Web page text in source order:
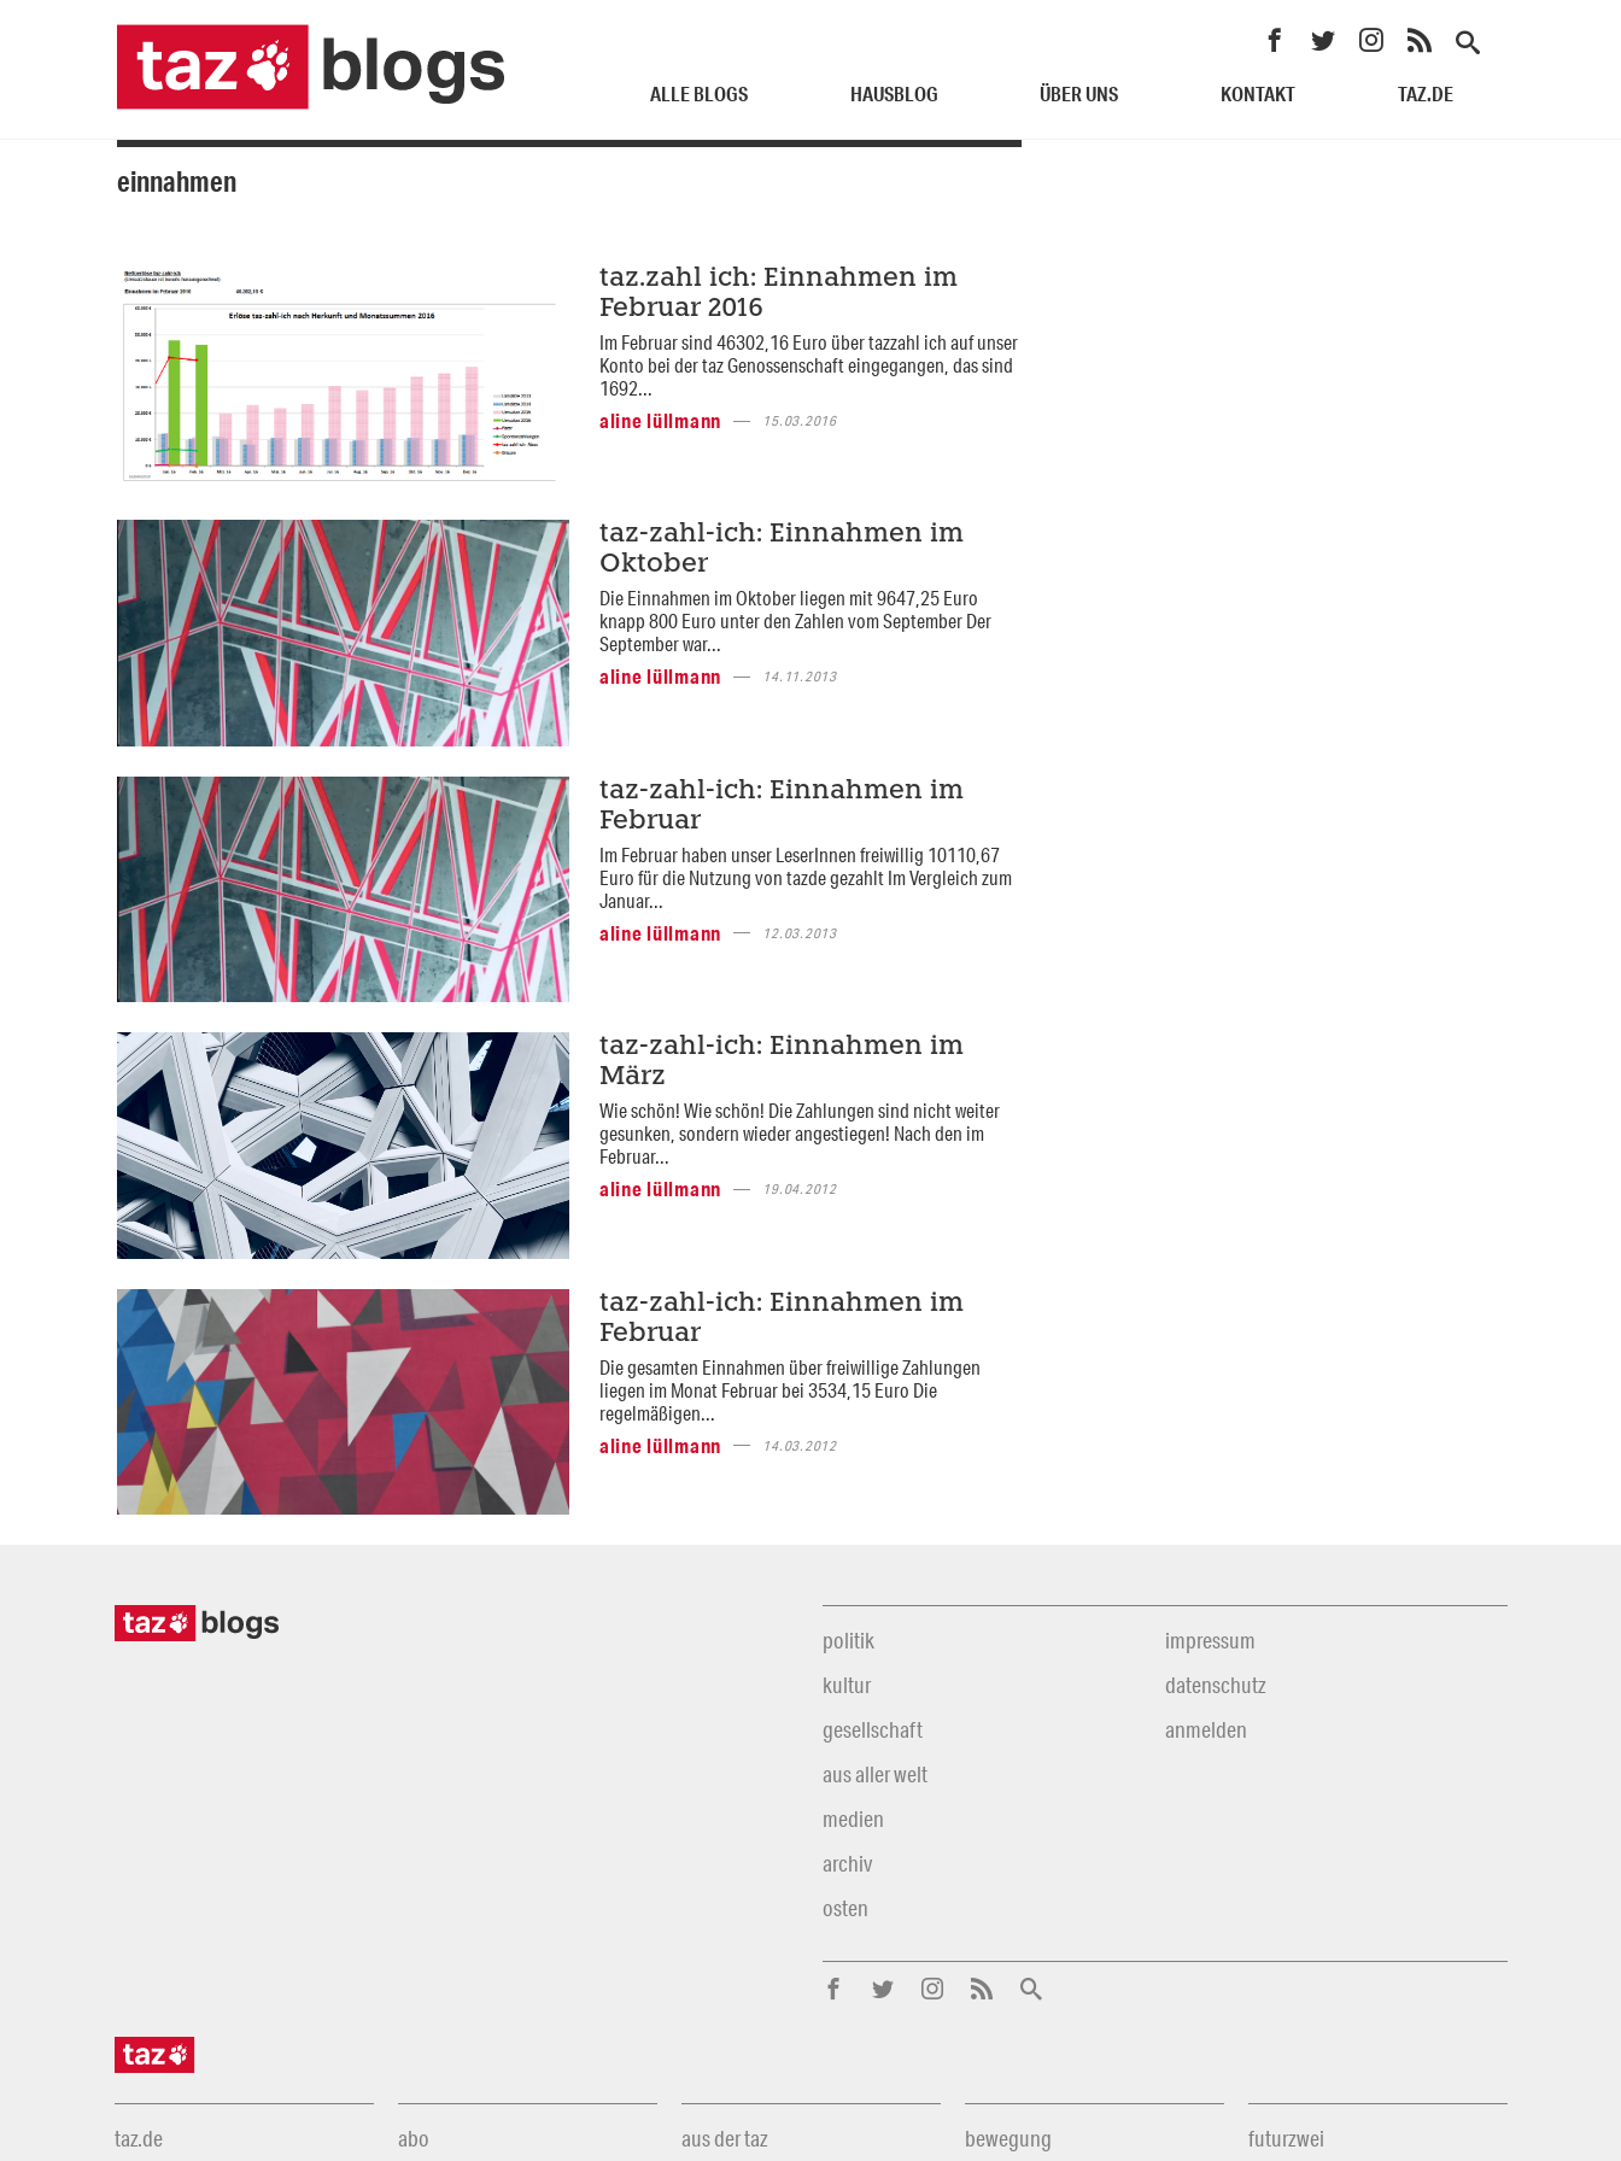
ALLE BLOGS HAUSBLOG ÜBER UNS KONTAKT TAZ.DE
einnahmen
taz.zahl ich: Einnahmen im
Februar 2016
Im Februar sind 46302,16 Euro über tazzahl ich auf unser
Konto bei der taz Genossenschaft eingegangen, das sind
1692...
aline lüllmann
15.03.2016
taz-zahl-ich: Einnahmen im
Oktober
Die Einnahmen im Oktober liegen mit 9647,25 Euro
knapp 800 Euro unter den Zahlen vom September Der
September war...
aline lüllmann
14.11.2013
taz-zahl-ich: Einnahmen im
Februar
Im Februar haben unser LeserInnen freiwillig 10110,67
Euro für die Nutzung von tazde gezahlt Im Vergleich zum
Januar...
aline lüllmann
12.03.2013
taz-zahl-ich: Einnahmen im
März
Wie schön! Wie schön! Die Zahlungen sind nicht weiter
gesunken, sondern wieder angestiegen! Nach den im
Februar...
aline lüllmann
19.04.2012
taz-zahl-ich: Einnahmen im
Februar
Die gesamten Einnahmen über freiwillige Zahlungen
liegen im Monat Februar bei 3534,15 Euro Die
regelmäßigen...
aline lüllmann
14.03.2012
politik
kultur
gesellschaft
aus aller welt
medien
archiv
osten
impressum
datenschutz
anmelden
taz.de abo aus der taz bewegung futurzwei